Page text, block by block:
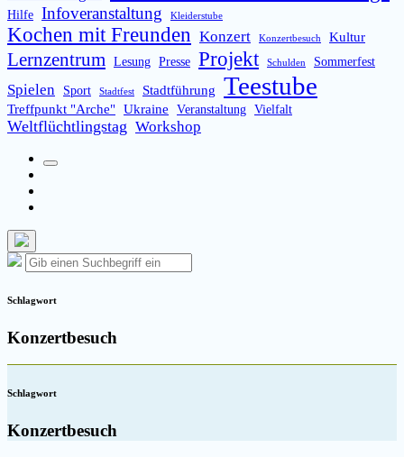
Hilfe Infoveranstaltung Kleiderstube
Kochen mit Freunden Konzert Konzertbesuch Kultur
Lernzentrum Lesung Presse Projekt Schulden Sommerfest
Spielen Sport Stadtfest Stadtführung Teestube
Treffpunkt "Arche" Ukraine Veranstaltung Vielfalt
Weltflüchtlingstag Workshop
Suchfeld
Such-
Overlay
Suche
nach:
Suchen
Schlagwort
Konzertbesuch
Schlagwort
Konzertbesuch